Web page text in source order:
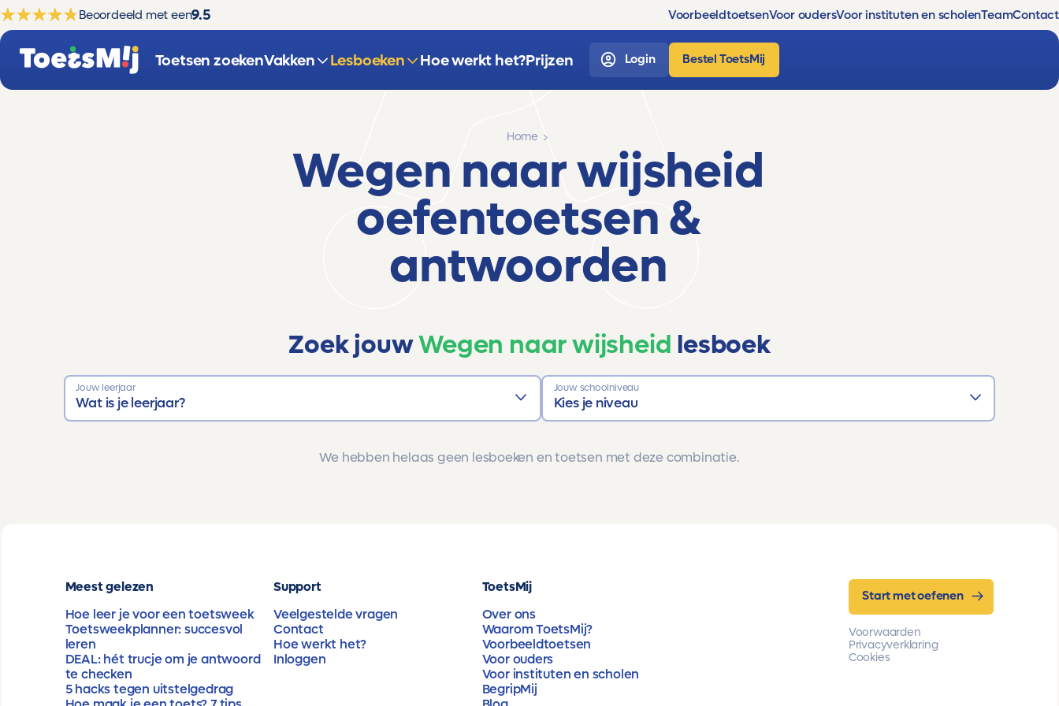
Beoordeeld met een9.5 VoorbeeldtoetsenVoor oudersVoor instituten en scholenTeamContact
Toetsen zoekenVakken Lesboeken Hoe werkt het?Prijzen Login Bestel ToetsMij
Home
Wegen naar wijsheid
oefentoetsen &
antwoorden
Zoek jouwWegen naar wijsheid lesboek
Jouw leerjaar
Wat is je leerjaar?
Jouw schoolniveau
Kies je niveau
We hebben helaas geen lesboeken en toetsen met deze combinatie.
Meest gelezen
Hoe leer je voor een toetsweek
Toetsweekplanner: succesvol
leren
DEAL: hét trucje om je antwoord
te checken
5 hacks tegen uitstelgedrag
Support
Veelgestelde vragen
Contact
Hoe werkt het?
Inloggen
ToetsMij
Over ons
Waarom ToetsMij?
Voorbeeldtoetsen
Voor ouders
Voor instituten en scholen
BegripMij
Start met oefenen
Voorwaarden
Privacyverklaring
Cookies